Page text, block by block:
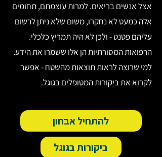
אצל אנשים בריאים. למרות עוצמתם, תחומים
אלה כמעט לא נחקרו, משום שלא ניתן לרשום
עליהם פטנט - ולכן לא היה תמריץ כלכלי.
הרפואות המסורתיות הן אלו ששמרו את הידע.
למי שרוצה לראות תוצאות מהשטח - אפשר
לקרוא את ביקורות המטופלים בגוגל.
להתחיל אבחון
ביקורות בגוגל